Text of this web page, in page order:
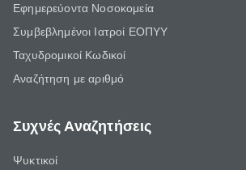
Εφημερεύοντα Νοσοκομεία
Συμβεβλημένοι Ιατροί ΕΟΠΥΥ
Ταχυδρομικοί Κωδικοί
Αναζήτηση με αριθμό
Συχνές Αναζητήσεις
Ψυκτικοί